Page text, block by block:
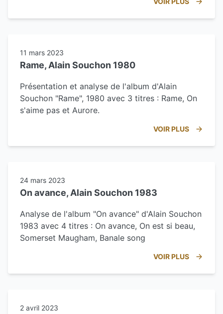
11 mars 2023
Rame, Alain Souchon 1980
Présentation et analyse de l'album d'Alain
Souchon "Rame", 1980 avec 3 titres : Rame, On
s'aime pas et Aurore.
VOIR PLUS
24 mars 2023
On avance, Alain Souchon 1983
Analyse de l'album "On avance" d'Alain Souchon
1983 avec 4 titres : On avance, On est si beau,
Somerset Maugham, Banale song
VOIR PLUS
2 avril 2023